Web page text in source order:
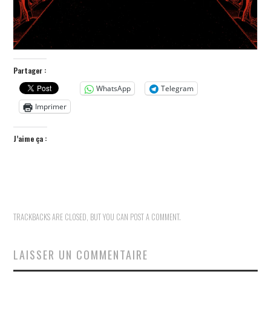
SPORT
Partager :
WhatsApp
Telegram
Imprimer
J’aime ça :
TRACKBACKS ARE CLOSED, BUT YOU CAN POST A COMMENT.
LAISSER UN COMMENTAIRE